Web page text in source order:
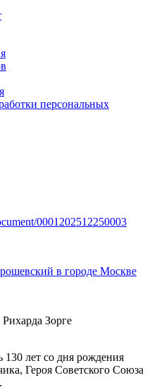
персональных
в городе Москве
Зорге
130 лет со дня рождения
Героя Советского Союза